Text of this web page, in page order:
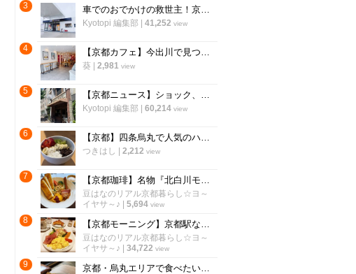
3 車でのおでかけの救世主！京都市内で駐車場が3台以上あるカフェ【まとめ】
Kyotopi 編集部 41,252 view
4 【京都カフェ】今出川で見つけた"本格中華ティースタンド" 夜カフェ利用もできる
葵 2,981 view
5 【京都ニュース】ショック、残念の声広がる 出町の老舗喫茶が6月下旬閉店へ
Kyotopi 編集部 60,214 view
6 【京都】四条烏丸で人気のハワイアンカフェ！話題のアサイーボウルも「エッグスシングス」
つきはし 2,212 view
7 【京都珈琲】名物『北白川モーニング』は丼状でラテアート付☆老舗本店「ワールドコーヒー」
豆はなのリアル京都暮らし☆ヨ～
イヤサ～♪
5,694 view
8 【京都モーニング】京都駅ならココが空いてる！京都を代表する老舗喫茶『イノダコーヒ』
豆はなのリアル京都暮らし☆ヨ～
イヤサ～♪
34,722 view
9 京都・烏丸エリアで食べたい「絶品モーニング厳選６店」朝から京都を満喫しよう！【まとめ】